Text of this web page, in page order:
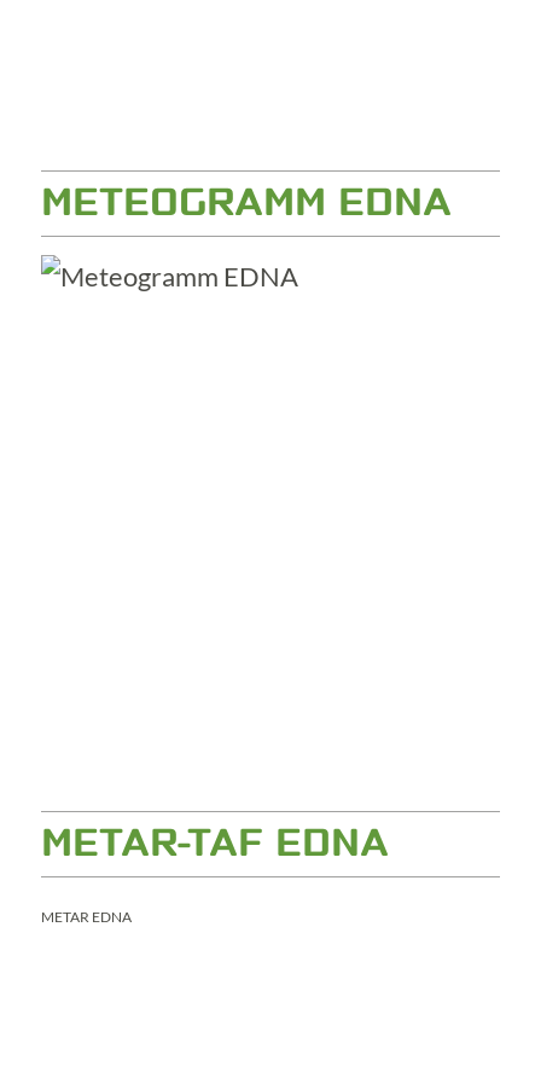
METEOGRAMM EDNA
METAR-TAF EDNA
METAR EDNA